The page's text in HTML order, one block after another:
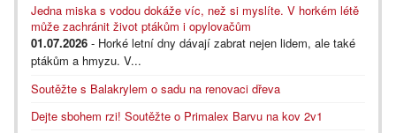
Jedna miska s vodou dokáže víc, než si myslíte. V horkém létě
může zachránit život ptákům i opylovačům
01.07.2026 - Horké letní dny dávají zabrat nejen lidem, ale také
ptákům a hmyzu. V...
Soutěžte s Balakrylem o sadu na renovaci dřeva
Dejte sbohem rzi! Soutěžte o Primalex Barvu na kov 2v1